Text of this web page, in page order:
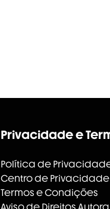
Privacidade e
Política de
Centro de Privacidade
Termos e Condições